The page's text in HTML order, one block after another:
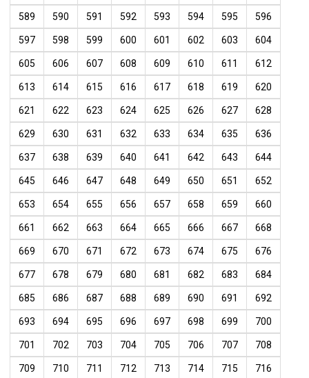
589 590 591 592 593 594 595 596
597 598 599 600 601 602 603 604
605 606 607 608 609 610 611 612
613 614 615 616 617 618 619 620
621 622 623 624 625 626 627 628
629 630 631 632 633 634 635 636
637 638 639 640 641 642 643 644
645 646 647 648 649 650 651 652
653 654 655 656 657 658 659 660
661 662 663 664 665 666 667 668
669 670 671 672 673 674 675 676
677 678 679 680 681 682 683 684
685 686 687 688 689 690 691 692
693 694 695 696 697 698 699 700
701 702 703 704 705 706 707 708
709 710 711 712 713 714 715 716